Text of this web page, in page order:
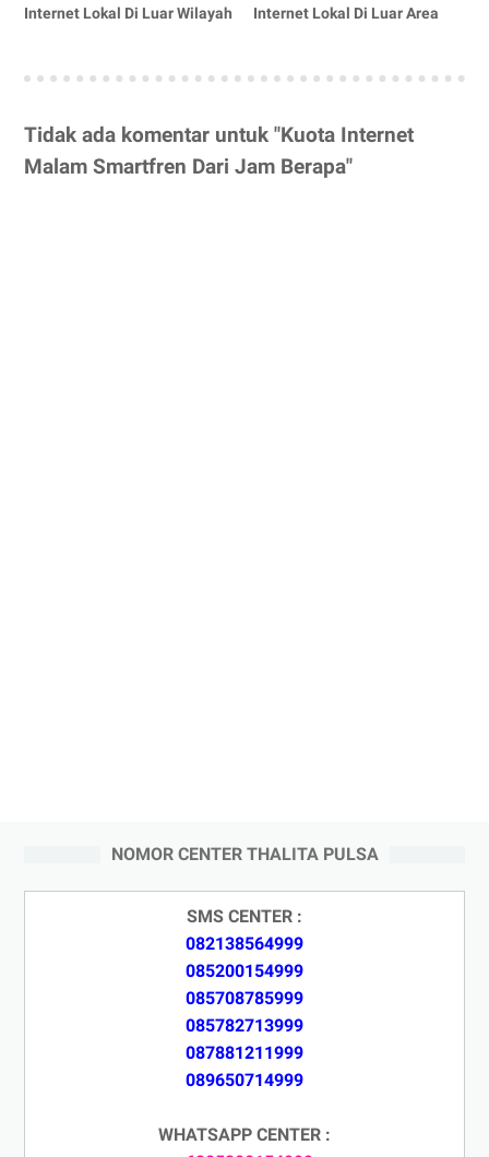
Internet Lokal Di Luar Wilayah
Internet Lokal Di Luar Area
Tidak ada komentar untuk "Kuota Internet
Malam Smartfren Dari Jam Berapa"
NOMOR CENTER THALITA PULSA
SMS CENTER :
082138564999
085200154999
085708785999
085782713999
087881211999
089650714999
WHATSAPP CENTER :